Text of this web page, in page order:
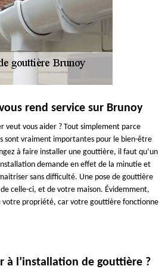
rend service sur Brunoy
veut vous aider ? Tout simplement parce
sont vraiment importantes pour le bien-être
à faire installer une gouttière, il faut qu’un
demande en effet de la minutie et
sans difficulté. Une pose de gouttière
celle-ci, et de votre maison. Évidemment,
votre propriété, car votre gouttière fonctionne
à l’installation de gouttière ?